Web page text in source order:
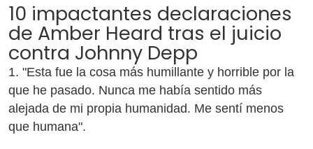
10 impactantes declaraciones
de Amber Heard tras el juicio
contra Johnny Depp
1. "Esta fue la cosa más humillante y horrible por la
que he pasado. Nunca me había sentido más
alejada de mi propia humanidad. Me sentí menos
que humana".